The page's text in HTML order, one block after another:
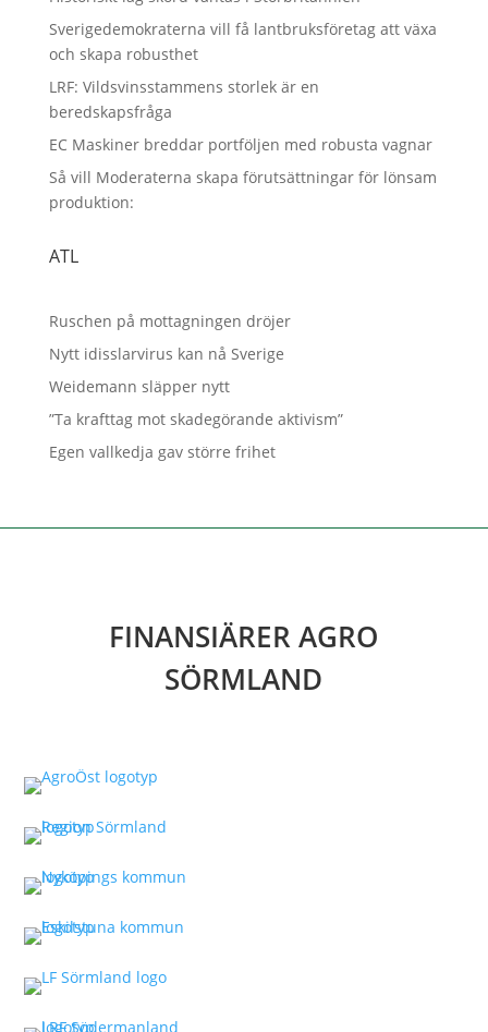
Sverigedemokraterna vill få lantbruksföretag att växa
och skapa robusthet
LRF: Vildsvinsstammens storlek är en
beredskapsfråga
EC Maskiner breddar portföljen med robusta vagnar
Så vill Moderaterna skapa förutsättningar för lönsam
produktion:
ATL
Ruschen på mottagningen dröjer
Nytt idisslarvirus kan nå Sverige
Weidemann släpper nytt
”Ta krafttag mot skadegörande aktivism”
Egen vallkedja gav större frihet
FINANSIÄRER AGRO
SÖRMLAND